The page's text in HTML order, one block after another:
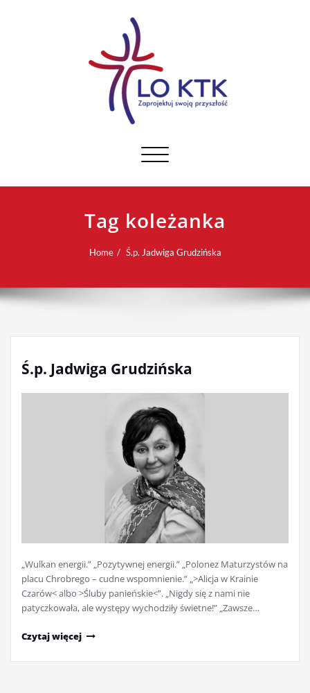
Toggle navigation
Tag koleżanka
Home Ś.p. Jadwiga Grudzińska
Ś.p. Jadwiga Grudzińska
„Wulkan energii.” „Pozytywnej energii.” „Polonez Maturzystów na
placu Chrobrego – cudne wspomnienie.” „>Alicja w Krainie
Czarów< albo >Śluby panieńskie<”. „Nigdy się z nami nie
patyczkowała, ale występy wychodziły świetne!” „Zawsze…
Czytaj więcej